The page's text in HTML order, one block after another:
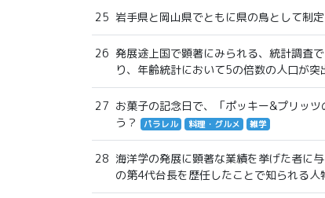
25 岩手県と岡山県でともに県の鳥として制
26 発展途上国で顕著にみられる、統計調査
り、年齢統計において5の倍数の人口が
27 お菓子の記念日で、「ポッキー&プリッ
う？
パラレル 料理・グルメ 雑学
28 海洋学の発展に顕著な業績を挙げた者に
の第4代台長を歴任したことで知られる人